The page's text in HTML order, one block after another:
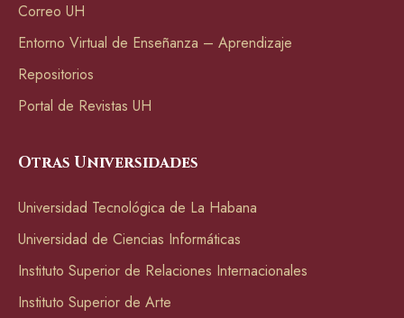
Correo UH
Entorno Virtual de Enseñanza – Aprendizaje
Repositorios
Portal de Revistas UH
Otras Universidades
Universidad Tecnológica de La Habana
Universidad de Ciencias Informáticas
Instituto Superior de Relaciones Internacionales
Instituto Superior de Arte